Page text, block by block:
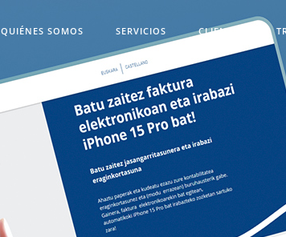
QUIÉNES SOMOS SERVICIOS CLIENTES